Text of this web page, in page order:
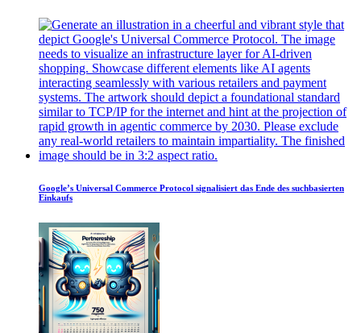
Google’s Universal Commerce Protocol signalisiert das Ende des suchbasierten
Einkaufs